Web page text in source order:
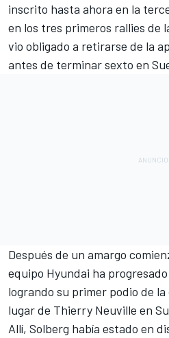
inscrito hasta ahora en la
en los tres primeros rallies de
vio obligado a retirarse de la
antes de terminar sexto en
Después de un amargo
equipo Hyundai ha progresado
logrando su primer podio de
lugar de Thierry Neuville en
Allí, Solberg había estado en